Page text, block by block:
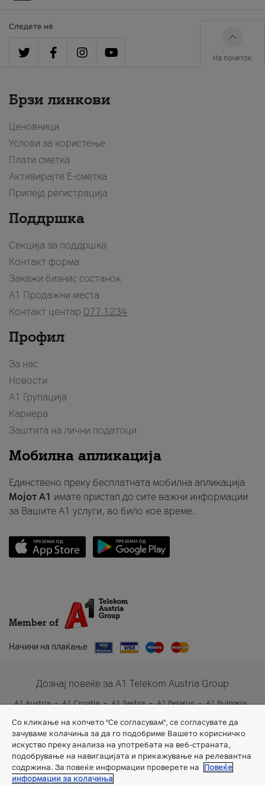
Следете нè
На почеток
Брзи линкови
Ценовници
Услови за користење
Плати сметка
Активирајте Е-сметка
Припејд регистрација
Поддршка
Секција за поддршка
Контакт форма
Закажи бизнис состанок
A1 Продажни места
Контакт центар 077 1234
Профил
За нас
Новости
А1 Групација
Кариера
Заштита на лични податоци
Мобилна апликација
Единствено преку бесплатната мобилна апликација
Мојот A1 имате пристап до сите важни информации
за Вашите A1 услуги, во било кое време.
Member of
Начини на плаќање
Дознај повеќе за A1 Telekom Austria Group
A1 Austria A1 Croatia A1 Serbia A1 Belarus
A1 Bulgaria
A1 Slovenia
A1 Digital
Со кликање на копчето "Се согласувам", се согласувате да
зачуваме колачиња за да го подобриме Вашето корисничко
искуство преку анализа на употребата на веб-страната,
подобрување на навигацијата и прикажување на релевантна
содржина. За повеќе информации проверете на
Повеќе
информации за колачиња